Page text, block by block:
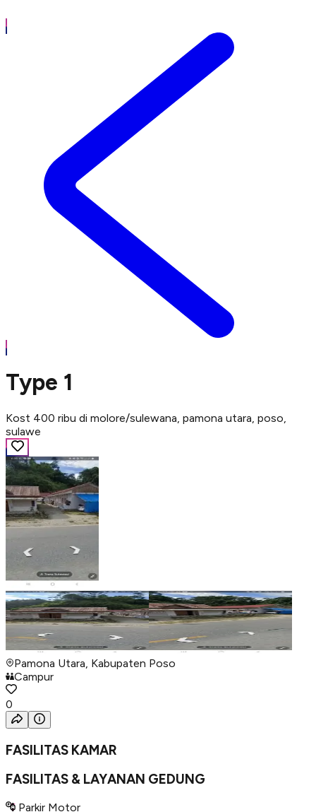
Type 1
Kost 400 ribu di molore/sulewana, pamona utara, poso,
sulawe
Pamona Utara, Kabupaten Poso
Campur
0
FASILITAS KAMAR
FASILITAS & LAYANAN GEDUNG
Parkir Motor